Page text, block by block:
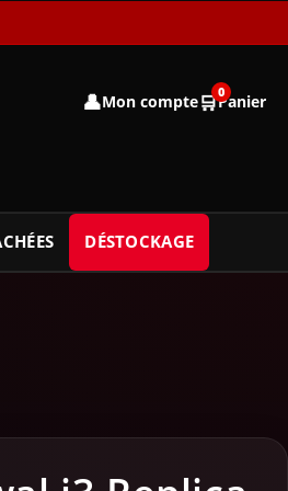
👤Mon compte🛒0
Panier
DÉSTOCKAGE